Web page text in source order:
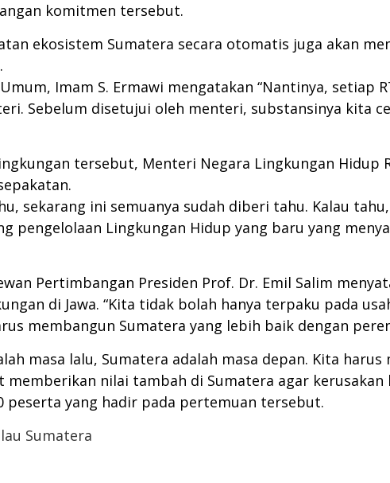
komitmen tersebut.
ekosistem Sumatera secara otomatis juga akan
Imam S. Ermawi mengatakan “Nantinya, setiap
Sebelum disetujui oleh menteri, substansinya kita
tersebut, Menteri Negara Lingkungan Hidup
sekarang ini semuanya sudah diberi tahu. Kalau
pengelolaan Lingkungan Hidup yang baru yang
Pertimbangan Presiden Prof. Dr. Emil Salim
di Jawa. “Kita tidak bolah hanya terpaku pada
membangun Sumatera yang lebih baik dengan
masa lalu, Sumatera adalah masa depan. Kita
nilai tambah di Sumatera agar kerusakan
yang hadir pada pertemuan tersebut.
Sumatera